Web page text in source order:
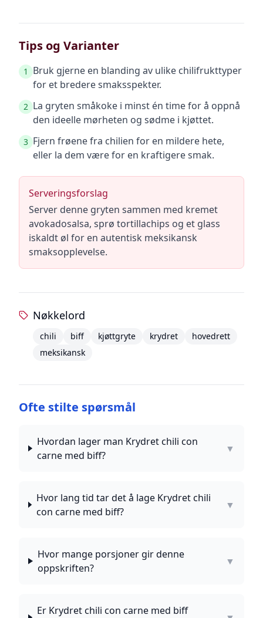
Tips og Varianter
1
Bruk gjerne en blanding av ulike chilifrukttyper
for et bredere smaksspekter.
2 La gryten småkoke i minst én time for å oppnå
den ideelle mørheten og sødme i kjøttet.
3 Fjern frøene fra chilien for en mildere hete,
eller la dem være for en kraftigere smak.
Serveringsforslag
Server denne gryten sammen med kremet
avokadosalsa, sprø tortillachips og et glass
iskaldt øl for en autentisk meksikansk
smaksopplevelse.
Nøkkelord
chili biff kjøttgryte krydret
hovedrett
meksikansk
Ofte stilte spørsmål
Hvordan lager man Krydret chili con
carne med biff?
▼
Hvor lang tid tar det å lage Krydret chili
con carne med biff?
▼
Hvor mange porsjoner gir denne
oppskriften?
▼
Er Krydret chili con carne med biff